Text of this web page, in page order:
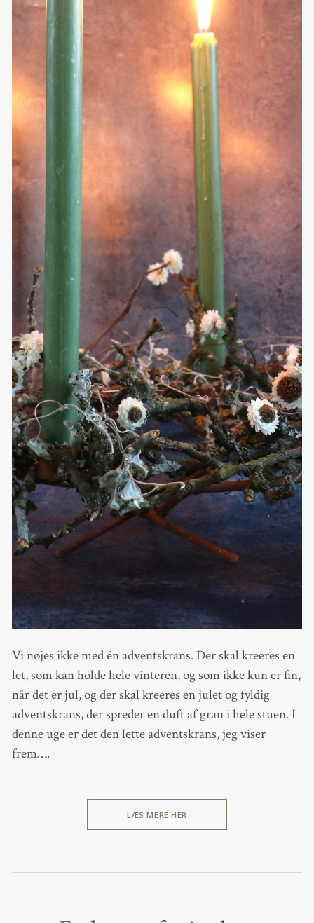
Vi nøjes ikke med én adventskrans. Der skal kreeres en
let, som kan holde hele vinteren, og som ikke kun er fin,
når det er jul, og der skal kreeres en julet og fyldig
adventskrans, der spreder en duft af gran i hele stuen. I
denne uge er det den lette adventskrans, jeg viser
frem….
LÆS MERE HER